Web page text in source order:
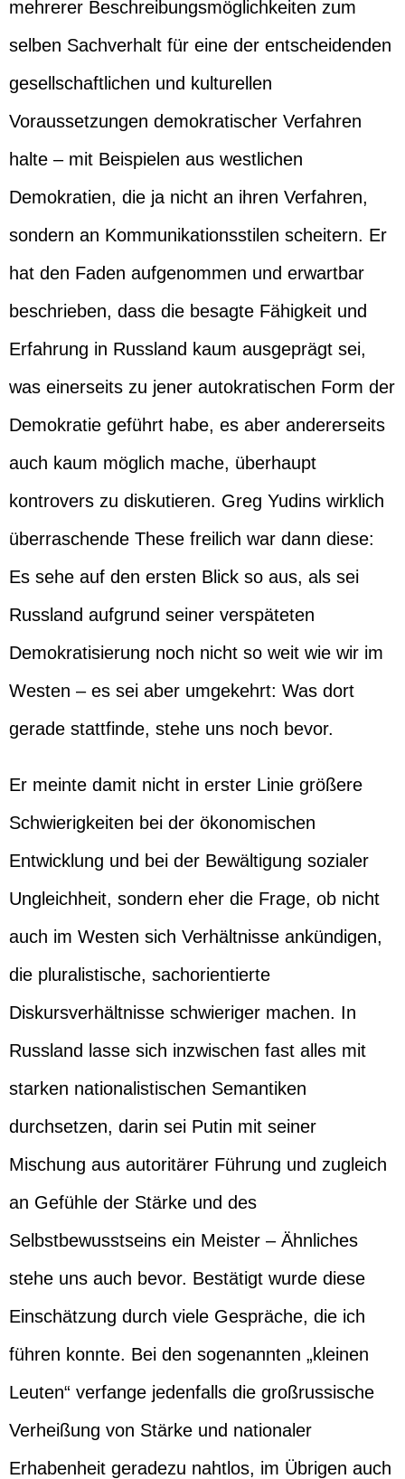
mehrerer Beschreibungsmöglichkeiten zum
selben Sachverhalt für eine der entscheidenden
gesellschaftlichen und kulturellen
Voraussetzungen demokratischer Verfahren
halte – mit Beispielen aus westlichen
Demokratien, die ja nicht an ihren Verfahren,
sondern an Kommunikationsstilen scheitern. Er
hat den Faden aufgenommen und erwartbar
beschrieben, dass die besagte Fähigkeit und
Erfahrung in Russland kaum ausgeprägt sei,
was einerseits zu jener autokratischen Form der
Demokratie geführt habe, es aber andererseits
auch kaum möglich mache, überhaupt
kontrovers zu diskutieren. Greg Yudins wirklich
überraschende These freilich war dann diese:
Es sehe auf den ersten Blick so aus, als sei
Russland aufgrund seiner verspäteten
Demokratisierung noch nicht so weit wie wir im
Westen – es sei aber umgekehrt: Was dort
gerade stattfinde, stehe uns noch bevor.
Er meinte damit nicht in erster Linie größere
Schwierigkeiten bei der ökonomischen
Entwicklung und bei der Bewältigung sozialer
Ungleichheit, sondern eher die Frage, ob nicht
auch im Westen sich Verhältnisse ankündigen,
die pluralistische, sachorientierte
Diskursverhältnisse schwieriger machen. In
Russland lasse sich inzwischen fast alles mit
starken nationalistischen Semantiken
durchsetzen, darin sei Putin mit seiner
Mischung aus autoritärer Führung und zugleich
an Gefühle der Stärke und des
Selbstbewusstseins ein Meister – Ähnliches
stehe uns auch bevor. Bestätigt wurde diese
Einschätzung durch viele Gespräche, die ich
führen konnte. Bei den sogenannten „kleinen
Leuten“ verfange jedenfalls die großrussische
Verheißung von Stärke und nationaler
Erhabenheit geradezu nahtlos, im Übrigen auch